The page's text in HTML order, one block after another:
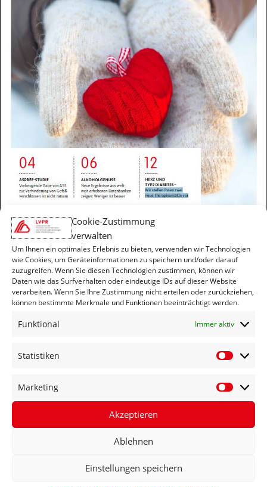
Cookie-Zustimmung
verwalten
Um Ihnen ein optimales Erlebnis zu bieten, verwenden wir Technologien
wie Cookies, um Geräteinformationen zu speichern und/oder darauf
zuzugreifen. Wenn Sie diesen Technologien zustimmen, können wir
Daten wie das Surfverhalten oder eindeutige IDs auf dieser Website
verarbeiten. Wenn Sie Ihre Zustimmung nicht erteilen oder zurückziehen,
können bestimmte Merkmale und Funktionen beeinträchtigt werden.
Funktional Immer aktiv
Statistiken
Marketing
Akzeptieren
Ablehnen
Einstellungen speichern
HiT-Magazin 03/2018
Inhalt:
ASPREE-STUDIE
Vorbeugende Gabe von ASS zur Verhinderung von
ALKOHOLGENUSS
Neue Ergebnisse aus weltweit erhobenen Datenbanken